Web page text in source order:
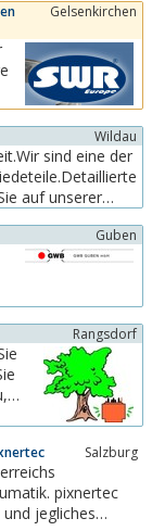
Gelsenkirchen
Wildau
sind eine der
auf unserer
Guben
Rangsdorf
Salzburg
pixnertec
jegliches